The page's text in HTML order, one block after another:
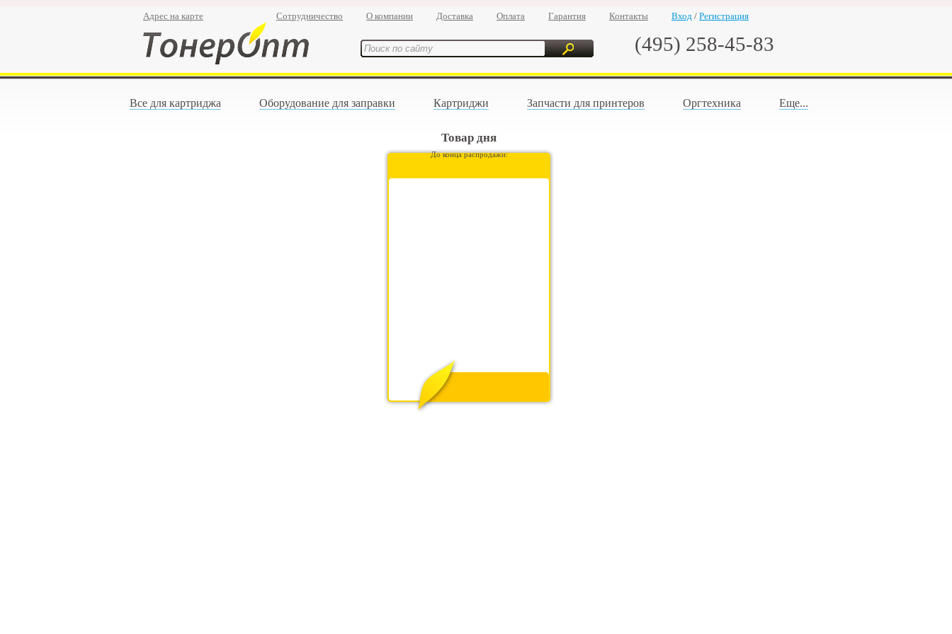
Адрес на карте Сотрудничество О компании Доставка Оплата Гарантия Контакты Вход / Регистрация
(495) 258-45-83
Все для картриджа Оборудование для заправки Картриджи Запчасти для принтеров Оргтехника Еще...
Товар дня
До конца распродажи: